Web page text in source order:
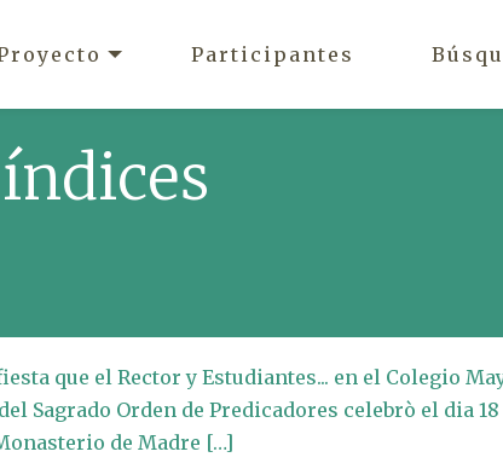
Participantes
que el Rector y Estudiantes... en el Colegio
Sagrado Orden de Predicadores celebrò el dia 18
de Madre […]